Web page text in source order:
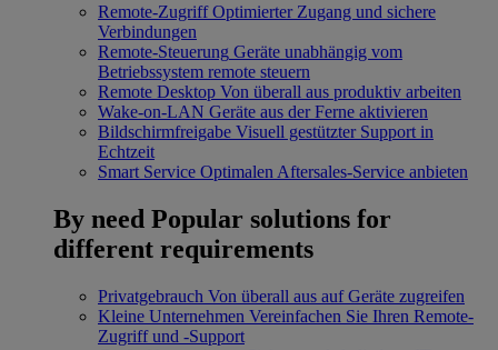
Remote-Zugriff Optimierter Zugang und sichere
Verbindungen
Remote-Steuerung Geräte unabhängig vom
Betriebssystem remote steuern
Remote Desktop Von überall aus produktiv arbeiten
Wake-on-LAN Geräte aus der Ferne aktivieren
Bildschirmfreigabe Visuell gestützter Support in
Echtzeit
Smart Service Optimalen Aftersales-Service anbieten
By need Popular solutions for
different requirements
Privatgebrauch Von überall aus auf Geräte zugreifen
Kleine Unternehmen Vereinfachen Sie Ihren Remote-
Zugriff und -Support